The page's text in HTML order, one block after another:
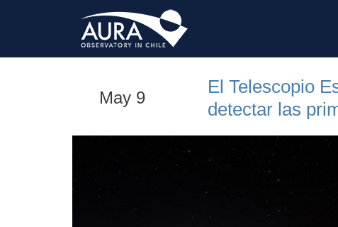
May 9
El Telescopio
detectar las